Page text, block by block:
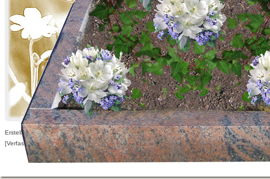
Erstellt am 21.01.2014,
[Verfasser nur für angemeldete Benutzer sichtbar]